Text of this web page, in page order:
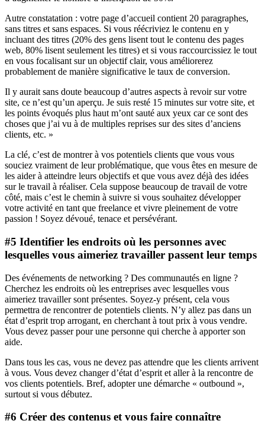
Autre constatation : votre page d’accueil contient 20 paragraphes,
sans titres et sans espaces. Si vous réécriviez le contenu en y
incluant des titres (20% des gens lisent tout le contenu des pages
web, 80% lisent seulement les titres) et si vous raccourcissiez le tout
en vous focalisant sur un objectif clair, vous améliorerez
probablement de manière significative le taux de conversion.
Il y aurait sans doute beaucoup d’autres aspects à revoir sur votre
site, ce n’est qu’un aperçu. Je suis resté 15 minutes sur votre site, et
les points évoqués plus haut m’ont sauté aux yeux car ce sont des
choses que j’ai vu à de multiples reprises sur des sites d’anciens
clients, etc. »
La clé, c’est de montrer à vos potentiels clients que vous vous
souciez vraiment de leur problématique, que vous êtes en mesure de
les aider à atteindre leurs objectifs et que vous avez déjà des idées
sur le travail à réaliser. Cela suppose beaucoup de travail de votre
côté, mais c’est le chemin à suivre si vous souhaitez développer
votre activité en tant que freelance et vivre pleinement de votre
passion ! Soyez dévoué, tenace et persévérant.
#5 Identifier les endroits où les personnes avec
lesquelles vous aimeriez travailler passent leur temps
Des événements de networking ? Des communautés en ligne ?
Cherchez les endroits où les entreprises avec lesquelles vous
aimeriez travailler sont présentes. Soyez-y présent, cela vous
permettra de rencontrer de potentiels clients. N’y allez pas dans un
état d’esprit trop arrogant, en cherchant à tout prix à vous vendre.
Vous devez passer pour une personne qui cherche à apporter son
aide.
Dans tous les cas, vous ne devez pas attendre que les clients arrivent
à vous. Vous devez changer d’état d’esprit et aller à la rencontre de
vos clients potentiels. Bref, adopter une démarche « outbound »,
surtout si vous débutez.
#6 Créer des contenus et vous faire connaître